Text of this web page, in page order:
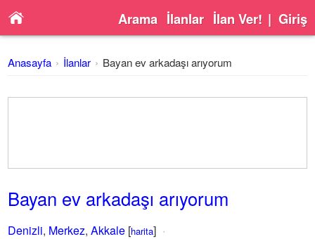
Arama İlanlar İlan Ver! | Giriş
Anasayfa İlanlar Bayan ev arkadaşı arıyorum
Bayan ev arkadaşı arıyorum
Denizli, Merkez,Akkale [harita]